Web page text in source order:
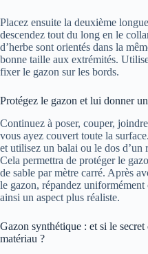
Placez ensuite la deuxième
descendez tout du long en le
d’herbe sont orientés dans la
bonne taille aux extrémités.
fixer le gazon sur les bords.
Protégez le gazon et lui donner
Continuez à poser, couper,
vous ayez couvert toute la surface.
et utilisez un balai ou le dos
Cela permettra de protéger le
de sable par mètre carré. Après
le gazon, répandez
ainsi un aspect plus réaliste.
Gazon synthétique : et si le
matériau ?